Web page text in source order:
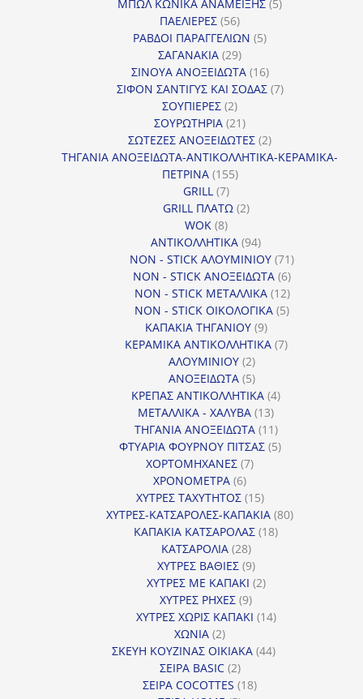
ΜΠΩΛ ΚΩΝΙΚΑ ΑΝΑΜΕΙΞΗΣ 5
ΠΑΕΛΙΕΡΕΣ 5656
προϊόντα
ΡΑΒΔΟΙ ΠΑΡΑΓΓΕΛΙΩΝ 55
ΣΑΓΑΝΑΚΙΑ 2929
προϊόντα
ΣΙΝΟΥΑ ΑΝΟΞΕΙΔΩΤΑ 1616
προϊόντα
ΣΙΦΟΝ ΣΑΝΤΙΓΥΣ ΚΑΙ ΣΟΔΑΣ 77
ΣΟΥΠΙΕΡΕΣ 22
προϊόντα
ΣΟΥΡΩΤΗΡΙΑ 2121
προϊόντα
ΣΩΤΕΖΕΣ ΑΝΟΞΕΙΔΩΤΕΣ 22
προϊόντα
ΤΗΓΑΝΙΑ ΑΝΟΞΕΙΔΩΤΑ-ΑΝΤΙΚΟΛΛΗΤΙΚΑ-ΚΕΡΑΜΙΚΑ-
ΠΕΤΡΙΝΑ 155155
GRILL 77
προϊόντα
GRILL ΠΛΑΤΩ 22
WOK 88
προϊόντα
ΑΝΤΙΚΟΛΛΗΤΙΚΑ 9494
προϊόντα
NON - STICK ΑΛΟΥΜΙΝΙΟΥ 7171
προϊόντα
NON - STICK ΑΝΟΞΕΙΔΩΤΑ 66
προϊόντα
NON - STICK ΜΕΤΑΛΛΙΚΑ 1212
προϊόντα
NON - STICK ΟΙΚΟΛΟΓΙΚΑ 55
ΚΑΠΑΚΙΑ ΤΗΓΑΝΙΟΥ 99
προϊόντα
ΚΕΡΑΜΙΚΑ ΑΝΤΙΚΟΛΛΗΤΙΚΑ 77
ΑΛΟΥΜΙΝΙΟΥ 22
προϊόντα
ΑΝΟΞΕΙΔΩΤΑ 55
προϊόντα
ΚΡΕΠΑΣ ΑΝΤΙΚΟΛΛΗΤΙΚΑ 44
ΜΕΤΑΛΛΙΚΑ - ΧΑΛΥΒΑ 1313
προϊόντα
ΤΗΓΑΝΙΑ ΑΝΟΞΕΙΔΩΤΑ 1111
προϊόντα
ΦΤΥΑΡΙΑ ΦΟΥΡΝΟΥ ΠΙΤΣΑΣ 55
ΧΟΡΤΟΜΗΧΑΝΕΣ 77
ΧΡΟΝΟΜΕΤΡΑ 66
προϊόντα
ΧΥΤΡΕΣ ΤΑΧΥΤΗΤΟΣ 1515
προϊόντα
ΧΥΤΡΕΣ-ΚΑΤΣΑΡΟΛΕΣ-ΚΑΠΑΚΙΑ 8080
ΚΑΠΑΚΙΑ ΚΑΤΣΑΡΟΛΑΣ 1818
ΚΑΤΣΑΡΟΛΙΑ 2828
προϊόντα
ΧΥΤΡΕΣ ΒΑΘΙΕΣ 99
προϊόντα
ΧΥΤΡΕΣ ΜΕ ΚΑΠΑΚΙ 22
ΧΥΤΡΕΣ ΡΗΧΕΣ 99
προϊόντα
ΧΥΤΡΕΣ ΧΩΡΙΣ ΚΑΠΑΚΙ 1414
ΧΩΝΙΑ 22
προϊόντα
ΣΚΕΥΗ ΚΟΥΖΙΝΑΣ ΟΙΚΙΑΚΑ 4444
ΣΕΙΡΑ BASIC 22
προϊόντα
ΣΕΙΡΑ COCOTTES 1818